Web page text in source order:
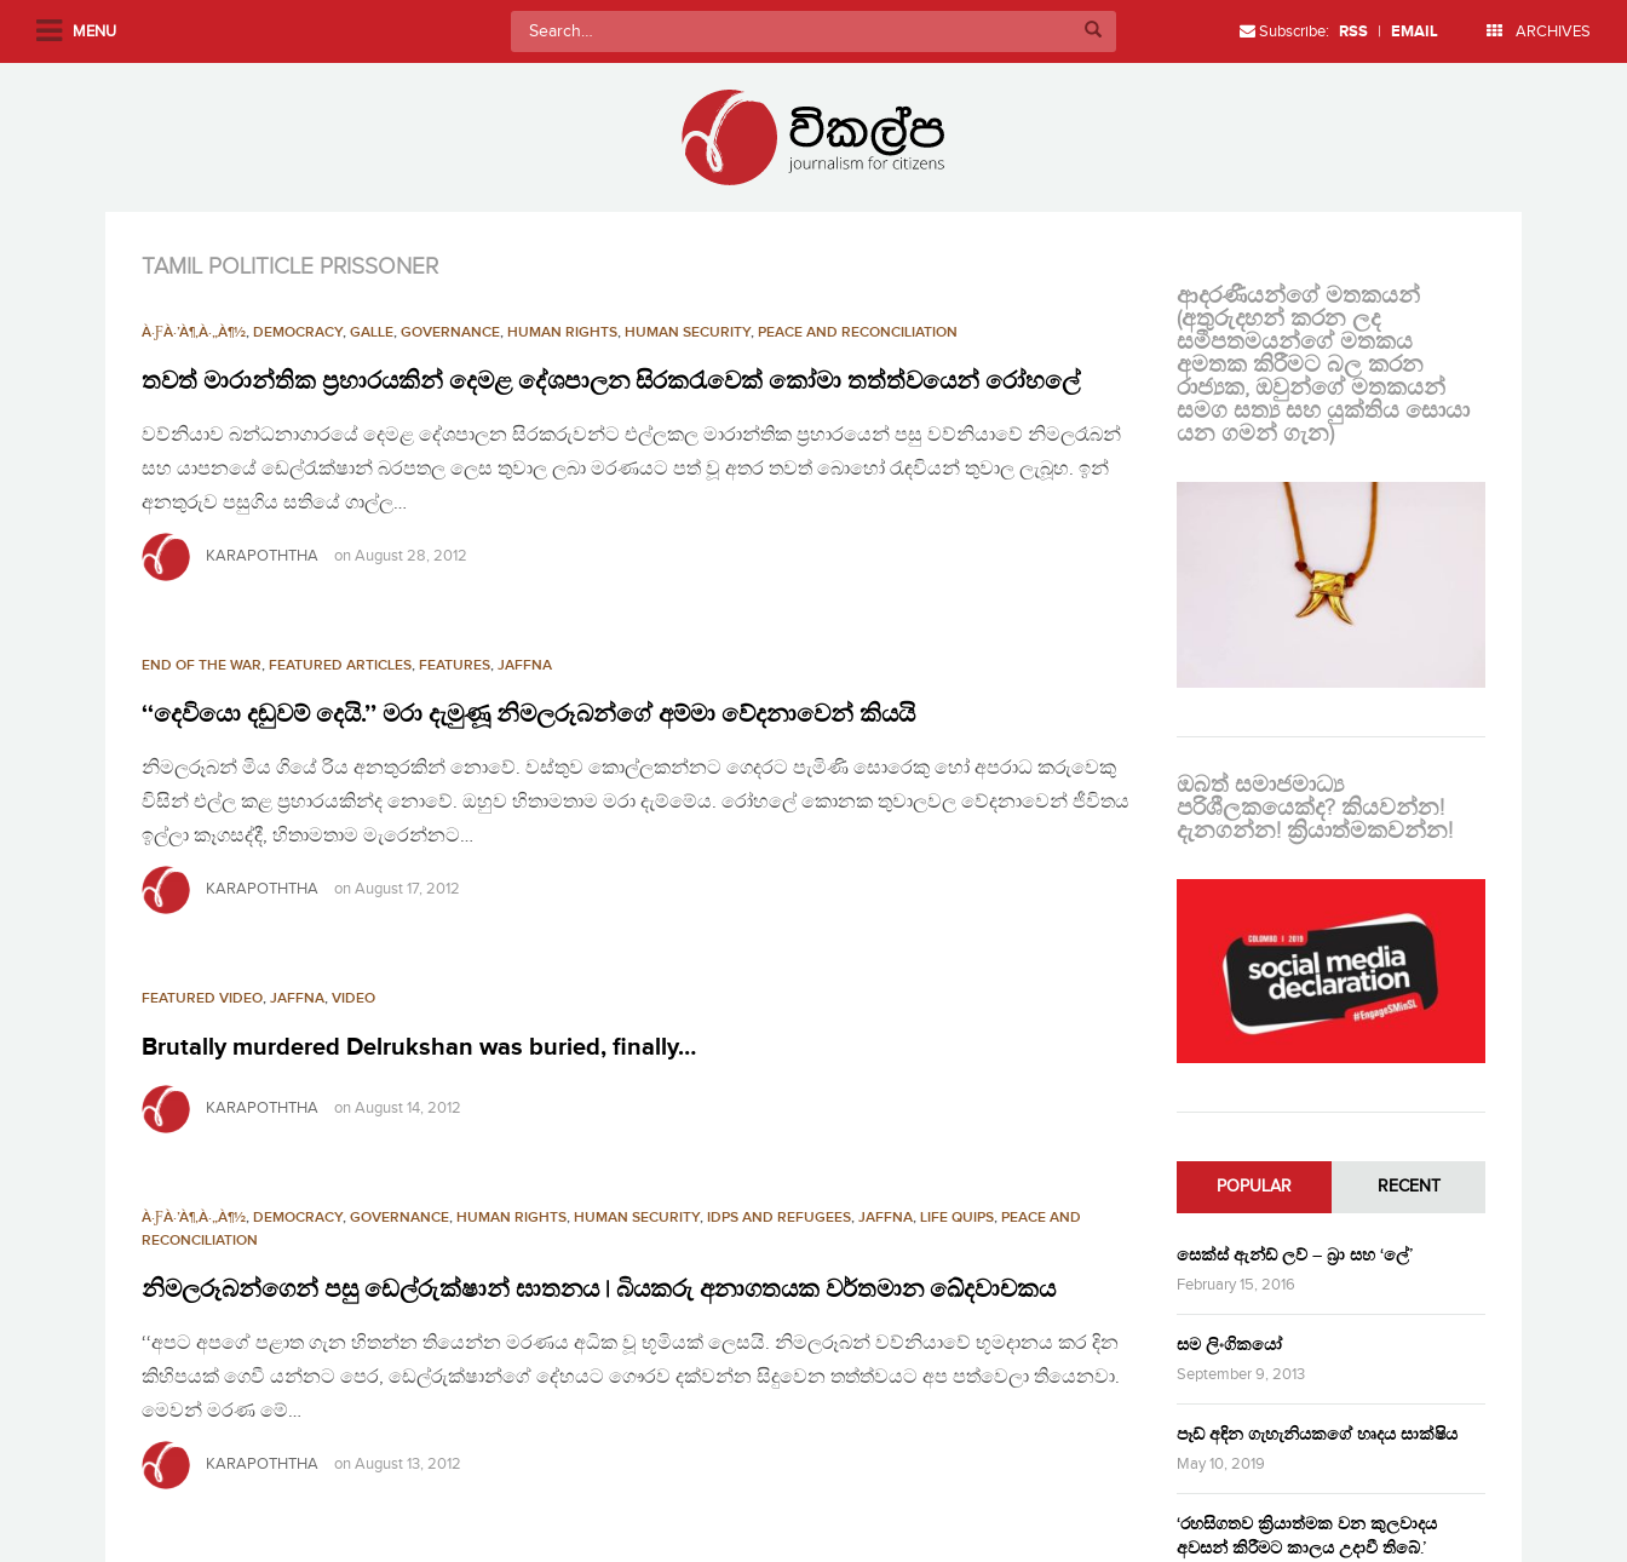
MENU
Search
for:
Subscribe: RSS | EMAIL ARCHIVES
TAMIL POLITICLE PRISSONER
À·ƑÀ·’À¶‚À·„À¶½, DEMOCRACY, GALLE, GOVERNANCE, HUMAN RIGHTS, HUMAN SECURITY, PEACE AND RECONCILIATION
තවත් මාරාන්තික ප්‍රහාරයකින් දෙමළ දේශපාලන සිරකරැවෙක් කෝමා තත්ත්වයෙන් රෝහලේ
වව්නියාව බන්ධනාගාරයේ දෙමළ දේශපාලන සිරකරුවන්ට එල්ලකල මාරාන්තික ප්‍රහාරයෙන් පසු වව්නියාවේ නිමලරෑබන්
සහ යාපනයේ ඩෙල්රැක්ෂාන් බරපතල ලෙස තුවාල ලබා මරණයට පත් වූ අතර තවත් බොහෝ රැඳවියන් තුවාල ලැබූහ. ඉන්
අනතුරුව පසුගිය සතියේ ගාල්ල…
KARAPOTHTHA on August 28, 2012
END OF THE WAR, FEATURED ARTICLES, FEATURES, JAFFNA
‘‘දෙවියො දඬුවම් දෙයි.’’ මරා දැමුණූ නිමලරූබන්ගේ අම්මා වේදනාවෙන් කියයි
නිමලරූබන් මිය ගියේ රිය අනතුරකින් නොවේ. වස්තුව කොල්ලකන්නට ගෙදරට පැමිණි සොරෙකු හෝ අපරාධ කරුවෙකු
විසින් එල්ල කළ ප‍්‍රහාරයකින්ද නොවේ. ඔහුව හිතාමතාම මරා දැම්මේය. රෝහලේ කොනක තුවාලවල වේදනාවෙන් ජීවිතය
ඉල්ලා කෑගසද්දී, හිතාමතාම මැරෙන්නට…
KARAPOTHTHA on August 17, 2012
FEATURED VIDEO, JAFFNA, VIDEO
Brutally murdered Delrukshan was buried, finally…
KARAPOTHTHA on August 14, 2012
À·ƑÀ·’À¶‚À·„À¶½, DEMOCRACY, GOVERNANCE, HUMAN RIGHTS, HUMAN SECURITY, IDPS AND REFUGEES, JAFFNA, LIFE QUIPS, PEACE AND
RECONCILIATION
නිමලරූබන්ගෙන් පසු ඩෙල්රුක්ෂාන් ඝාතනය | බියකරු අනාගතයක වර්තමාන ඛේදවාචකය
‘‘අපට අපගේ පළාත ගැන හිතන්න තියෙන්න මරණය අධික වූ භූමියක් ලෙසයි. නිමලරූබන් වව්නියාවේ භූමදානය කර දින
කිහිපයක් ගෙවී යන්නට පෙර, ඩෙල්රුක්ෂාන්ගේ දේහයට ගෞරව දක්වන්න සිදුවෙන තත්ත්වයට අප පත්වෙලා තියෙනවා.
මෙවන් මරණ මේ…
KARAPOTHTHA on August 13, 2012
ආදරණීයන්ගේ මතකයන්
(අතුරුදහන් කරන ලද
සමීපතමයන්ගේ මතකය
අමතක කිරීමට බල කරන
රාජ්‍යක, ඔවුන්ගේ මතකයන්
සමග සත්‍ය සහ යුක්තිය සොයා
යන ගමන් ගැන)
ඔබත් සමාජමාධ්‍ය
පරිශීලකයෙක්ද? කියවන්න!
දැනගන්න! ක්‍රියාත්මකවන්න!
POPULAR RECENT
සෙක්ස් ඇන්ඩ් ලව් – බ්‍රා සහ ‘ලේ’
February 15, 2016
සම ලිංගිකයෝ
September 9, 2013
පෑඩ් අඳින ගැහැනියකගේ හෘදය සාක්ෂිය
May 10, 2019
‘රහසිගතව ක්‍රියාත්මක වන කුලවාදය
අවසන් කිරීමට කාලය උදාවී තිබේ.’